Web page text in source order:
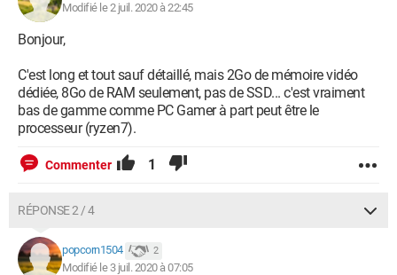
Type de mémoire vive installée
DDR4
Nombre d'emplacement mémoire total / disponible
4
Capacité de stockage
0,00 Go
Type de disque système
SATA
Modifié le 2 juil. 2020 à 22:45
Bonjour,
C'est long et tout sauf détaillé, mais 2Go de mémoire vidéo
dédiée, 8Go de RAM seulement, pas de SSD... c'est vraiment
bas de gamme comme PC Gamer à part peut être le
processeur (ryzen7).
Commenter 1
RÉPONSE 2 / 4
popcorn1504 2
Modifié le 3 juil. 2020 à 07:05